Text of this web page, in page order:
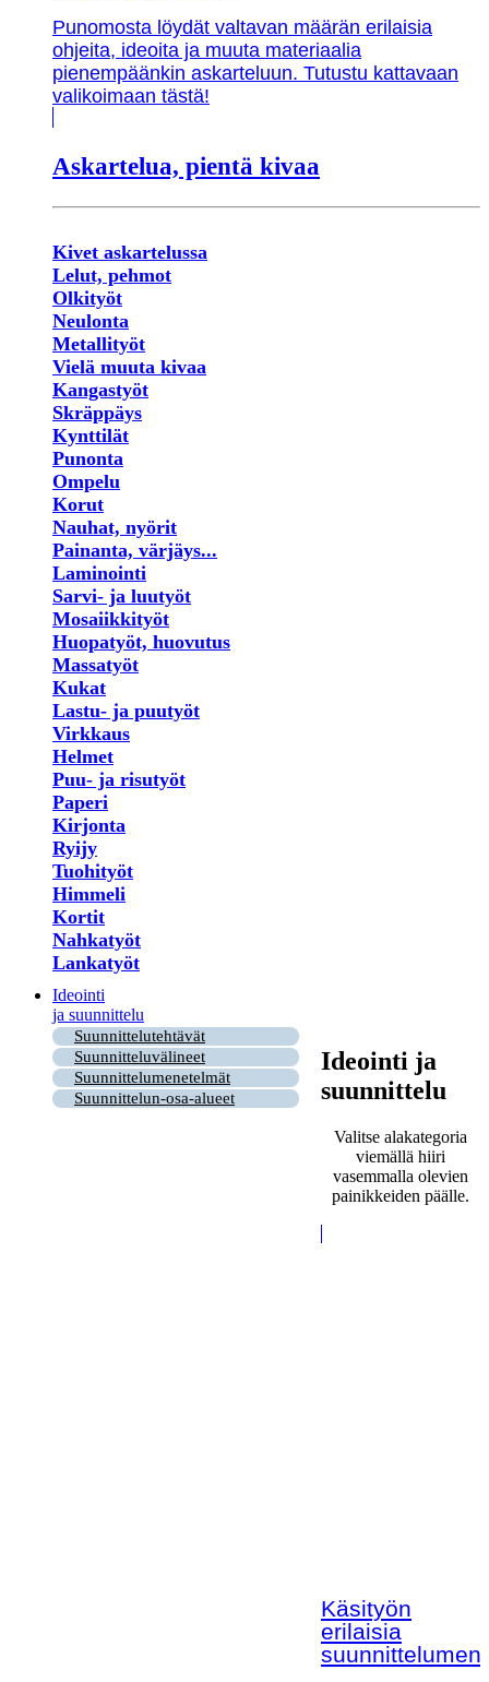
Punomosta löydät valtavan määrän erilaisia
ohjeita, ideoita ja muuta materiaalia
pienempäänkin askarteluun. Tutustu kattavaan
valikoimaan tästä!
Askartelua, pientä kivaa
Kivet askartelussa
Lelut, pehmot
Olkityöt
Neulonta
Metallityöt
Vielä muuta kivaa
Kangastyöt
Skräppäys
Kynttilät
Punonta
Ompelu
Korut
Nauhat, nyörit
Painanta, värjäys...
Laminointi
Sarvi- ja luutyöt
Mosaiikkityöt
Huopatyöt, huovutus
Massatyöt
Kukat
Lastu- ja puutyöt
Virkkaus
Helmet
Puu- ja risutyöt
Paperi
Kirjonta
Ryijy
Tuohityöt
Himmeli
Kortit
Nahkatyöt
Lankatyöt
Ideointi
ja suunnittelu
Suunnittelutehtävät
Suunnitteluvälineet
Suunnittelumenetelmät
Suunnittelun-osa-alueet
Ideointi ja
suunnittelu
Valitse alakategoria
viemällä hiiri
vasemmalla olevien
painikkeiden päälle.
Käsityön
erilaisia